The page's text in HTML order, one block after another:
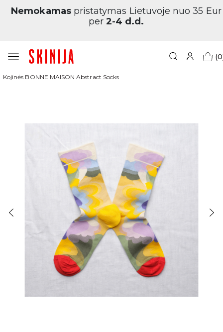
Nemokamaspristatymas Lietuvoje nuo 35 Eur
per 2-4 d.d.
Pagrindinis Prekių ženklai
Kojinės BONNE MAISON Abstract Socks